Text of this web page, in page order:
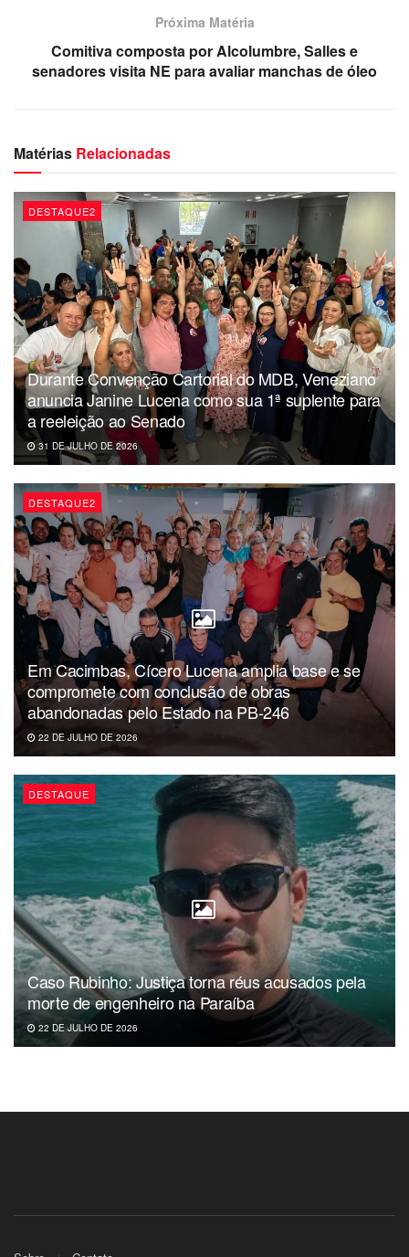
participarem da limpeza das praias.
Ainda na fala, o parlamentar criticou a omissão do governo
Bolsonaro e a demora para lidar com esse que, segundo o
Da redação
Próxima Matéria
Comitiva composta por Alcolumbre, Salles e
senadores visita NE para avaliar manchas de óleo
Matérias Relacionadas
DESTAQUE2
Durante Convenção Cartorial do MDB, Veneziano
anuncia Janine Lucena como sua 1ª suplente para
a reeleição ao Senado
31 DE JULHO DE 2026
DESTAQUE2
Em Cacimbas, Cícero Lucena amplia base e se
compromete com conclusão de obras
abandonadas pelo Estado na PB-246
22 DE JULHO DE 2026
DESTAQUE
Caso Rubinho: Justiça torna réus acusados pela
morte de engenheiro na Paraíba
22 DE JULHO DE 2026